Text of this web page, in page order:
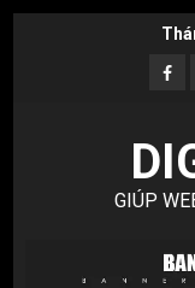
GIÚP